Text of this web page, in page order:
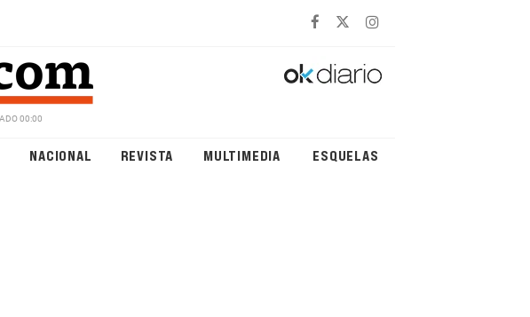
00:00
NACIONAL REVISTA MULTIMEDIA ESQUELAS